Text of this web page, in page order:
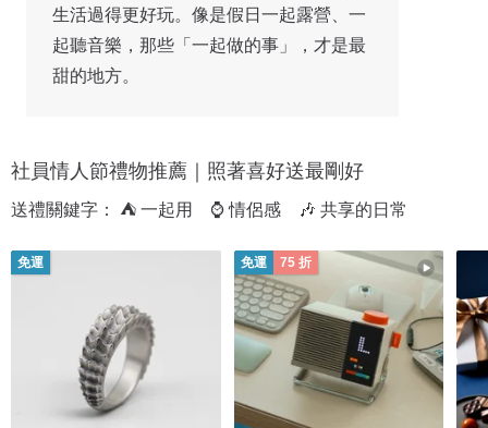
生活過得更好玩。像是假日一起露營、一
起聽音樂，那些「一起做的事」，才是最
甜的地方。
社員情人節禮物推薦｜照著喜好送最剛好
送禮關鍵字： ⛺ 一起用　⌚ 情侶感　🎶 共享的日常
免運 免運 75 折